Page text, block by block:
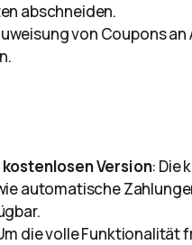
abschneiden.
von Coupons
Version: Die
automatische
die volle Funktionalität